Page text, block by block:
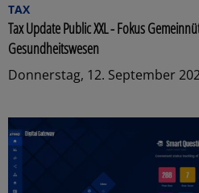
TAX
Tax Update Public XXL - Fokus
Gesundheitswesen
Donnerstag, 12. September